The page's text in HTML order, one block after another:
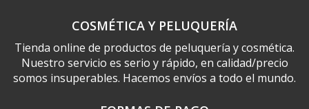
COSMÉTICA Y PELUQUERÍA
Tienda online de productos de peluquería y cosmética.
Nuestro servicio es serio y rápido, en calidad/precio
somos insuperables. Hacemos envíos a todo el mundo.